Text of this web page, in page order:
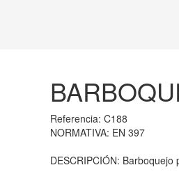
Referencia:C188
NORMATIVA: EN 397
DESCRIPCIÓN: